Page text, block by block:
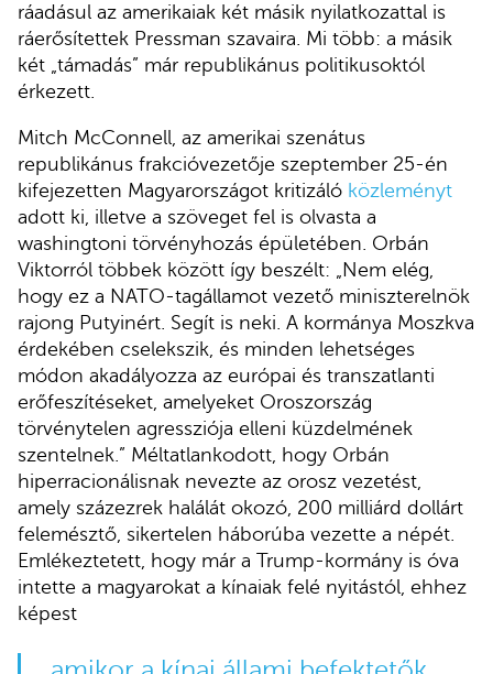
ráadásul az amerikaiak két másik nyilatkozattal is
ráerősítettek Pressman szavaira. Mi több: a másik
két „támadás” már republikánus politikusoktól
érkezett.
Mitch McConnell, az amerikai szenátus
republikánus frakcióvezetője szeptember 25-én
kifejezetten Magyarországot kritizáló közleményt
adott ki, illetve a szöveget fel is olvasta a
washingtoni törvényhozás épületében. Orbán
Viktorról többek között így beszélt: „Nem elég,
hogy ez a NATO-tagállamot vezető miniszterelnök
rajong Putyinért. Segít is neki. A kormánya Moszkva
érdekében cselekszik, és minden lehetséges
módon akadályozza az európai és transzatlanti
erőfeszítéseket, amelyeket Oroszország
törvénytelen agressziója elleni küzdelmének
szentelnek.” Méltatlankodott, hogy Orbán
hiperracionálisnak nevezte az orosz vezetést,
amely százezrek halálát okozó, 200 milliárd dollárt
felemésztő, sikertelen háborúba vezette a népét.
Emlékeztetett, hogy már a Trump-kormány is óva
intette a magyarokat a kínaiak felé nyitástól, ehhez
képest